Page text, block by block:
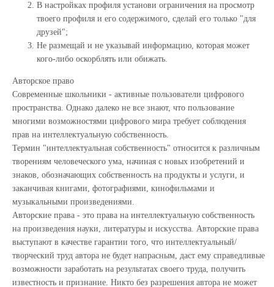
В настройках профиля установи ограничения на просмотр
твоего профиля и его содержимого, сделай его только "для
друзей";
Не размещай и не указывай информацию, которая может
кого-либо оскорблять или обижать.
Авторское право
Современные школьники - активные пользователи цифрового
пространства. Однако далеко не все знают, что пользование
многими возможностями цифрового мира требует соблюдения
прав на интеллектуальную собственность.
Термин "интеллектуальная собственность" относится к различным
творениям человеческого ума, начиная с новых изобретений и
знаков, обозначающих собственность на продукты и услуги, и
заканчивая книгами, фотографиями, кинофильмами и
музыкальными произведениями.
Авторские права - это права на интеллектуальную собственность
на произведения науки, литературы и искусства. Авторские права
выступают в качестве гарантии того, что интеллектуальный/
творческий труд автора не будет напрасным, даст ему справедливые
возможности заработать на результатах своего труда, получить
известность и признание. Никто без разрешения автора не может